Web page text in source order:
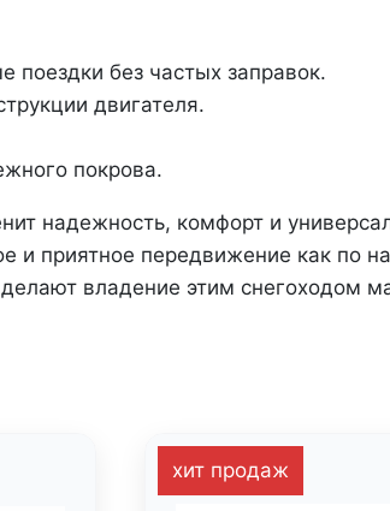
поездки без частых заправок.
двигателя.
покрова.
надежность, комфорт и
приятное передвижение как по
делают владение этим
хит продаж